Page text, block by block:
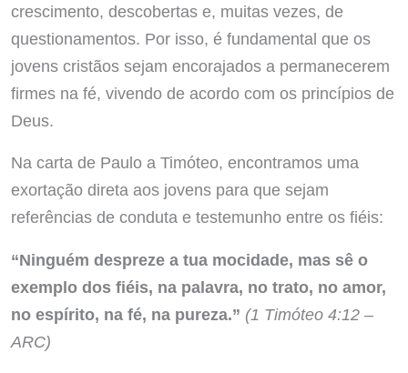
crescimento, descobertas e, muitas vezes, de
questionamentos. Por isso, é fundamental que os
jovens cristãos sejam encorajados a permanecerem
firmes na fé, vivendo de acordo com os princípios de
Deus.
Na carta de Paulo a Timóteo, encontramos uma
exortação direta aos jovens para que sejam
referências de conduta e testemunho entre os fiéis:
“Ninguém despreze a tua mocidade, mas sê o
exemplo dos fiéis, na palavra, no trato, no amor,
no espírito, na fé, na pureza.” (1 Timóteo 4:12 –
ARC)